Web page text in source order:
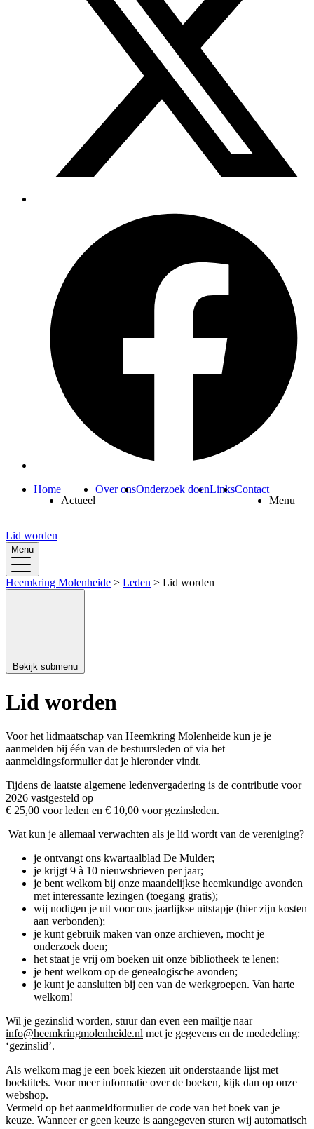
Home
Actueel
Over ons
van de vereniging
geschiedenis
in beeld
Aantallen en eretekens
Onderzoek doenLinksContact
Menu
Genealogie /
Wiki
Lid worden
Menu
Heemkring Molenheide > Leden > Lid worden
Bekijk submenu
Lid worden
Voor het lidmaatschap van Heemkring Molenheide kun je je
aanmelden bij één van de bestuursleden of via het
aanmeldingsformulierdat je hieronder vindt.
Tijdens de laatste algemene ledenvergadering is de contributie voor
2026 vastgesteld op
€ 25,00 voor leden en € 10,00 voor gezinsleden.
Wat kun je allemaal verwachten als je lid wordt van de vereniging?
je ontvangt ons kwartaalblad De Mulder;
je krijgt 9 à 10 nieuwsbrieven per jaar;
je bent welkom bij onze maandelijkse heemkundige avonden
met interessante lezingen (toegang gratis);
wij nodigen je uit voor ons jaarlijkse uitstapje (hier zijn kosten
aan verbonden);
je kunt gebruik maken van onze archieven, mocht je
onderzoek doen;
het staat je vrij om boeken uit onze bibliotheek te lenen;
je bent welkom op de genealogische avonden;
je kunt je aansluiten bij een van de werkgroepen. Van harte
welkom!
Wil je gezinslid worden, stuur dan even een mailtje naar
info@heemkringmolenheide.nl met je gegevens en de mededeling:
‘gezinslid’.
Als welkom mag je een boek kiezen uit onderstaande lijst met
boektitels. Voor meer informatie over de boeken, kijk dan op onze
webshop.
Vermeld op het aanmeldformulier de code van het boek van je
keuze. Wanneer er geen keuze is aangegeven sturen wij automatisch